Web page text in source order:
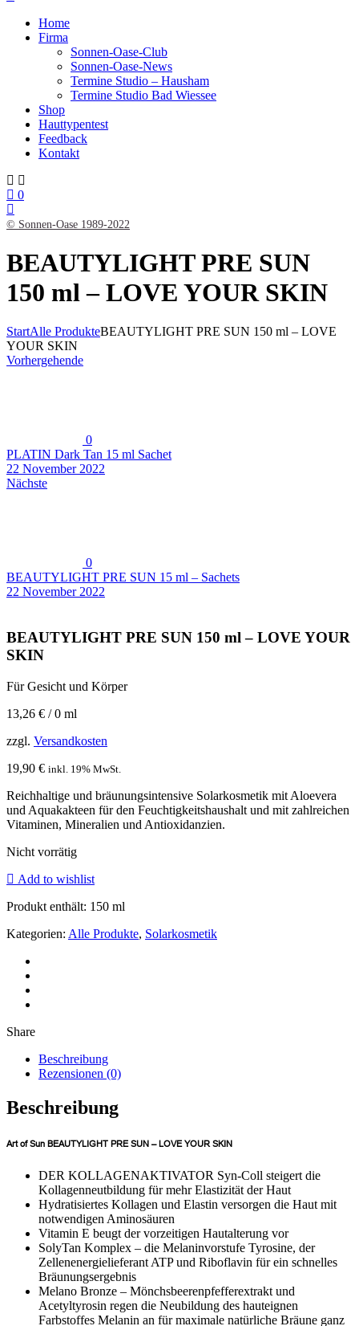
Home
Firma
Sonnen-Oase-Club
Sonnen-Oase-News
Termine Studio – Hausham
Termine Studio Bad Wiessee
Shop
Hauttypentest
Feedback
Kontakt
0
© Sonnen-Oase 1989-2022
BEAUTYLIGHT PRE SUN
150 ml – LOVE YOUR SKIN
StartAlle ProdukteBEAUTYLIGHT PRE SUN 150 ml – LOVE
YOUR SKIN
Vorhergehende
0
PLATIN Dark Tan 15 ml Sachet
22 November 2022
Nächste
0
BEAUTYLIGHT PRE SUN 15 ml – Sachets
22 November 2022
BEAUTYLIGHT PRE SUN 150 ml – LOVE YOUR
SKIN
Für Gesicht und Körper
13,26 € /0 ml
zzgl. Versandkosten
19,90 € inkl. 19% MwSt.
Reichhaltige und bräunungsintensive Solarkosmetik mit Aloevera
und Aquakakteen für den Feuchtigkeitshaushalt und mit zahlreichen
Vitaminen, Mineralien und Antioxidanzien.
Nicht vorrätig
Add to wishlist
Produkt enthält: 150 ml
Kategorien: Alle Produkte, Solarkosmetik
Share
Beschreibung
Rezensionen (0)
Beschreibung
Art of Sun BEAUTYLIGHT PRE SUN – LOVE YOUR SKIN
DER KOLLAGENAKTIVATOR Syn-Coll steigert die
Kollagenneutbildung für mehr Elastizität der Haut
Hydratisiertes Kollagen und Elastin versorgen die Haut mit
notwendigen Aminosäuren
Vitamin E beugt der vorzeitigen Hautalterung vor
SolyTan Komplex – die Melaninvorstufe Tyrosine, der
Zellenenergielieferant ATP und Riboflavin für ein schnelles
Bräunungsergebnis
Melano Bronze – Mönchsbeerenpfefferextrakt und
Acetyltyrosin regen die Neubildung des hauteignen
Farbstoffes Melanin an für maximale natürliche Bräune ganz